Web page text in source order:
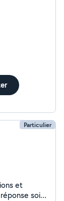
Particulier
et